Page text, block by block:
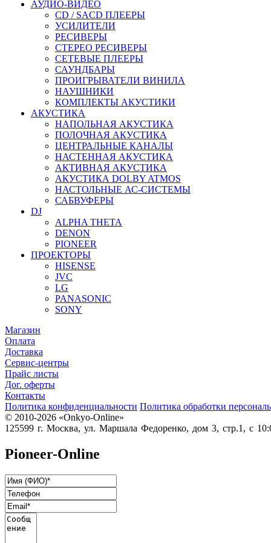
АУДИО-ВИДЕО
CD / SACD ПЛЕЕРЫ
УСИЛИТЕЛИ
РЕСИВЕРЫ
СТЕРЕО РЕСИВЕРЫ
СЕТЕВЫЕ ПЛЕЕРЫ
САУНДБАРЫ
ПРОИГРЫВАТЕЛИ ВИНИЛА
НАУШНИКИ
КОМПЛЕКТЫ АКУСТИКИ
АКУСТИКА
НАПОЛЬНАЯ АКУСТИКА
ПОЛОЧНАЯ АКУСТИКА
ЦЕНТРАЛЬНЫЕ КАНАЛЫ
НАСТЕННАЯ АКУСТИКА
АКТИВНАЯ АКУСТИКА
АКУСТИКА DOLBY ATMOS
НАСТОЛЬНЫЕ АС-СИСТЕМЫ
САБВУФЕРЫ
DJ
ALPHA THETA
DENON
PIONEER
ПРОЕКТОРЫ
HISENSE
JVC
LG
PANASONIC
SONY
Магазин
Оплата
Доставка
Сервис-центры
Прайс листы
Дог. оферты
Контакты
Политика конфиденциальности Политика обработки
© 2010-2026 «Onkyo-Online»
125599 г. Москва, ул. Маршала Федоренко, дом 3, стр.1, с
Pioneer-Online